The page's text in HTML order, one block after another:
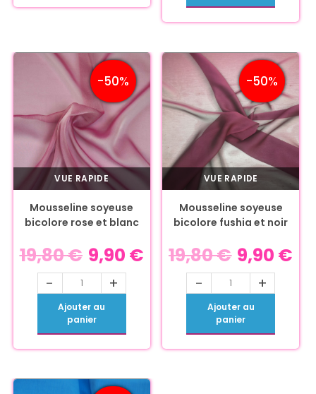
-50%
VUE RAPIDE
Mousseline soyeuse
bicolore rose et blanc
19,80€ 9,90 €
- +
Ajouter au
panier
-50%
VUE RAPIDE
Mousseline soyeuse
bicolore fushia et noir
19,80€ 9,90 €
- +
Ajouter au
panier